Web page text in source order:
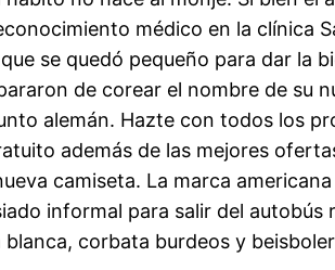
médico en la clínica
se quedó pequeño para dar la
de corear el nombre de su
alemán. Hazte con todos los
además de las mejores
camiseta. La marca
informal para salir del
blanca, corbata burdeos y